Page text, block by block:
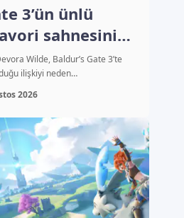
3’ün ünlü
sahnesini
Wilde, Baldur’s Gate 3’te
ilişkiyi neden…
2026